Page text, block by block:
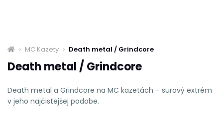
MC Kazety Death metal / Grindcore
Death metal / Grindcore
Death metal a Grindcore na MC kazetách – surový extrém
v jeho najčistejšej podobe.